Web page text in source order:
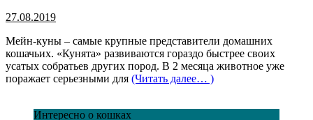
27.08.2019
Мейн-куны – самые крупные представители домашних
кошачьих. «Кунята» развиваются гораздо быстрее своих
усатых собратьев других пород. В 2 месяца животное уже
поражает серьезными для (Читать далее… )
Интересно о кошках